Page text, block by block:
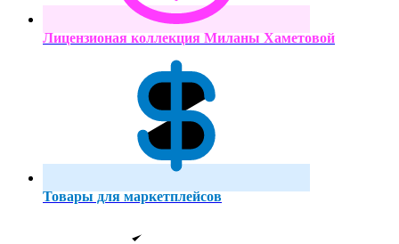
Лицензионая коллекция Миланы Хаметовой
Товары для маркетплейсов